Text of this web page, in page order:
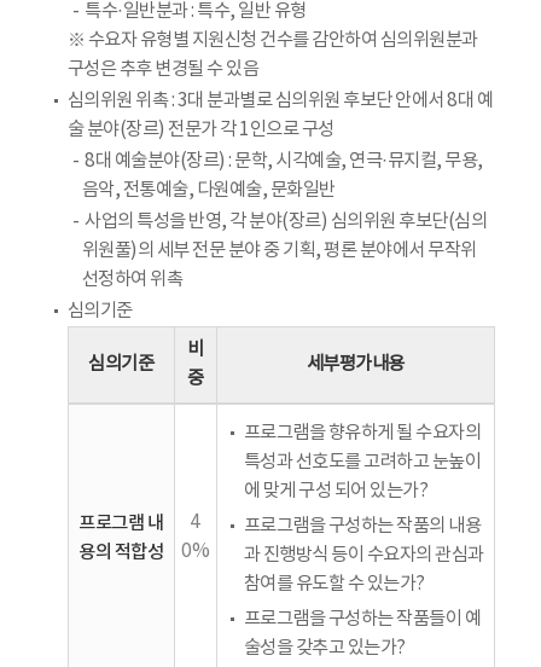
특수·일반분과 : 특수, 일반 유형
※ 수요자 유형별 지원신청 건수를 감안하여 심의위원분과
구성은 추후 변경될 수 있음
심의위원 위촉 : 3대 분과별로 심의위원 후보단 안에서 8대 예
술 분야(장르) 전문가 각 1인으로 구성
8대 예술분야(장르) : 문학, 시각예술, 연극·뮤지컬, 무용,
음악, 전통예술, 다원예술, 문화일반
사업의 특성을 반영, 각 분야(장르) 심의위원 후보단(심의
위원풀)의 세부 전문 분야 중 기획, 평론 분야에서 무작위
선정하여 위촉
심의기준
심의기준
비
중
세부평가내용
프로그램 내
용의 적합성
4
0%
프로그램을 향유하게 될 수요자의
특성과 선호도를 고려하고 눈높이
에 맞게 구성 되어 있는가?
프로그램을 구성하는 작품의 내용
과 진행방식 등이 수요자의 관심과
참여를 유도할 수 있는가?
프로그램을 구성하는 작품들이 예
술성을 갖추고 있는가?